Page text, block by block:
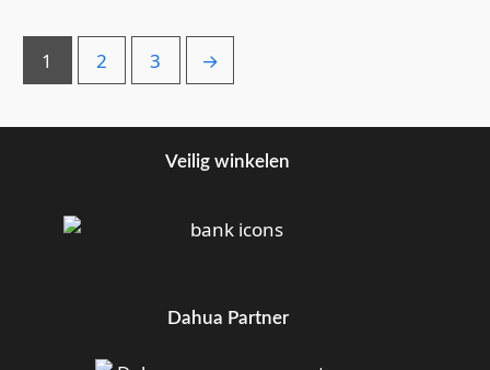
1 2 3 →
Veilig winkelen
Dahua Partner